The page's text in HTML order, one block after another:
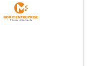
Nom d'entreprise
Phrase d'accroche